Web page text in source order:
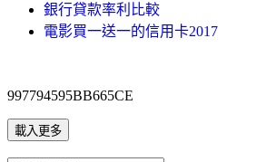
銀行貸款率利比較
電影買一送一的信用卡2017
997794595BB665CE
載入更多